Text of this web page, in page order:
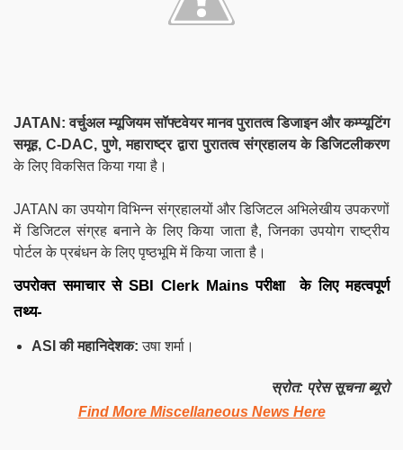
JATAN: वर्चुअल म्यूजियम सॉफ्टवेयर मानव पुरातत्व डिजाइन और कम्प्यूटिंग
समूह, C-DAC, पुणे, महाराष्ट्र द्वारा पुरातत्व संग्रहालय के डिजिटलीकरण
के लिए विकसित किया गया है।
JATAN का उपयोग विभिन्न संग्रहालयों और डिजिटल अभिलेखीय उपकरणों
में डिजिटल संग्रह बनाने के लिए किया जाता है, जिनका उपयोग राष्ट्रीय
पोर्टल के प्रबंधन के लिए पृष्ठभूमि में किया जाता है।
उपरोक्त समाचार से SBI Clerk Mains परीक्षा के लिए महत्वपूर्ण
तथ्य-
ASI की महानिदेशक:उषा शर्मा।
स्रोत: प्रेस सूचना ब्यूरो
Find More Miscellaneous News Here